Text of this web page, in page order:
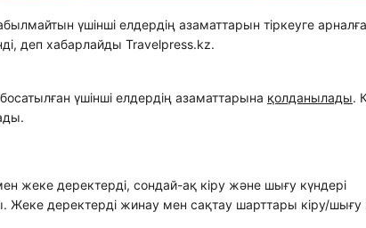
үшінші елдердің азаматтарын тіркеуге
деп хабарлайды Travelpress.kz.
үшінші елдердің азаматтарына қолданылады.
жеке деректерді, сондай-ақ кіру және шығу күндері
Жеке деректерді жинау мен сақтау шарттары кіру/шығу